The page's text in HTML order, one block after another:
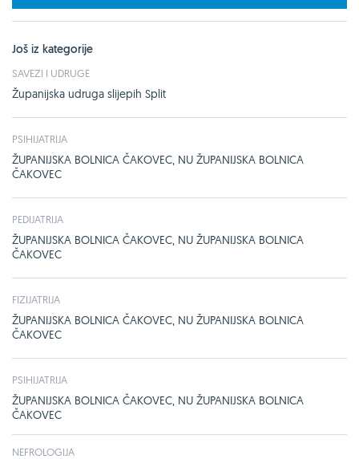
Još iz kategorije
SAVEZI I UDRUGE
Županijska udruga slijepih Split
PSIHIJATRIJA
ŽUPANIJSKA BOLNICA ČAKOVEC, NU ŽUPANIJSKA BOLNICA
ČAKOVEC
PEDIJATRIJA
ŽUPANIJSKA BOLNICA ČAKOVEC, NU ŽUPANIJSKA BOLNICA
ČAKOVEC
FIZIJATRIJA
ŽUPANIJSKA BOLNICA ČAKOVEC, NU ŽUPANIJSKA BOLNICA
ČAKOVEC
PSIHIJATRIJA
ŽUPANIJSKA BOLNICA ČAKOVEC, NU ŽUPANIJSKA BOLNICA
ČAKOVEC
NEFROLOGIJA